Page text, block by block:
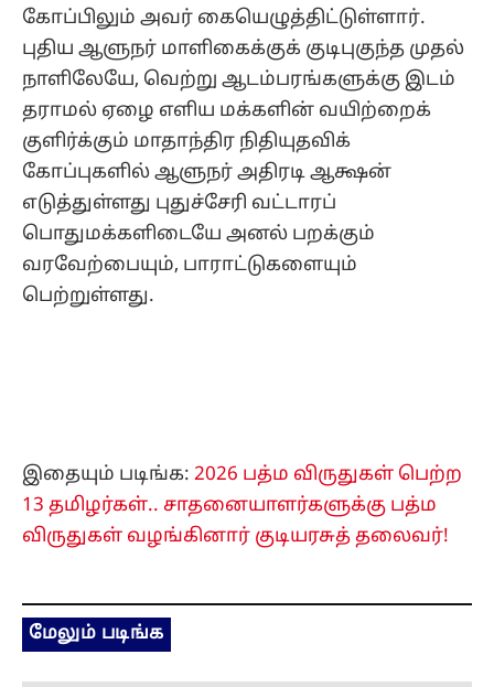
கோப்பிலும் அவர் கையெழுத்திட்டுள்ளார்.
புதிய ஆளுநர் மாளிகைக்குக் குடிபுகுந்த முதல்
நாளிலேயே, வெற்று ஆடம்பரங்களுக்கு இடம்
தராமல் ஏழை எளிய மக்களின் வயிற்றைக்
குளிர்க்கும் மாதாந்திர நிதியுதவிக்
கோப்புகளில் ஆளுநர் அதிரடி ஆக்ஷன்
எடுத்துள்ளது புதுச்சேரி வட்டாரப்
பொதுமக்களிடையே அனல் பறக்கும்
வரவேற்பையும், பாராட்டுகளையும்
பெற்றுள்ளது.
இதையும் படிங்க: 2026 பத்ம விருதுகள் பெற்ற
13 தமிழர்கள்.. சாதனையாளர்களுக்கு பத்ம
விருதுகள் வழங்கினார் குடியரசுத் தலைவர்!
மேலும் படிங்க